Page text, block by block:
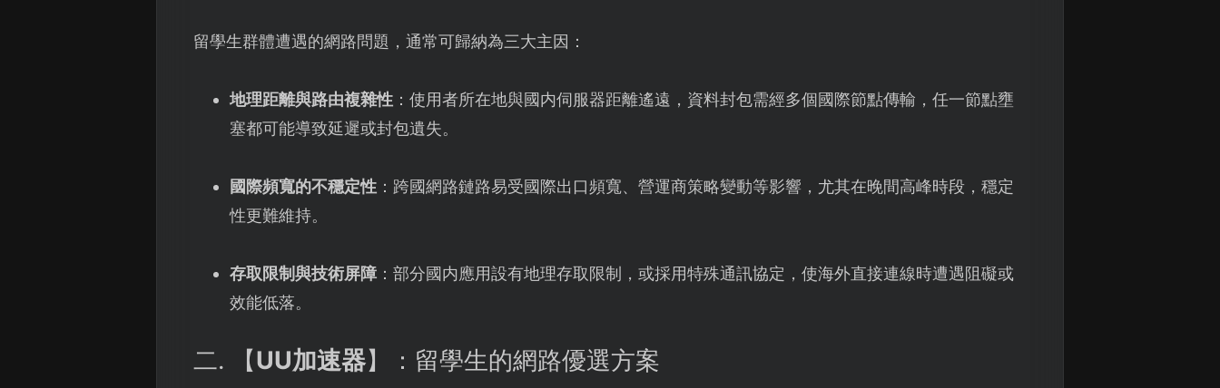
留學生群體遭遇的網路問題，通常可歸納為三大主因：
地理距離與路由複雜性：使用者所在地與國内伺服器距離遙遠，資料封包需經多個國際節點傳輸，任一節點壅
塞都可能導致延遲或封包遺失。
國際頻寬的不穩定性：跨國網路鏈路易受國際出口頻寬、營運商策略變動等影響，尤其在晚間高峰時段，穩定
性更難維持。
存取限制與技術屏障：部分國内應用設有地理存取限制，或採用特殊通訊協定，使海外直接連線時遭遇阻礙或
效能低落。
二. 【UU加速器】：留學生的網路優選方案